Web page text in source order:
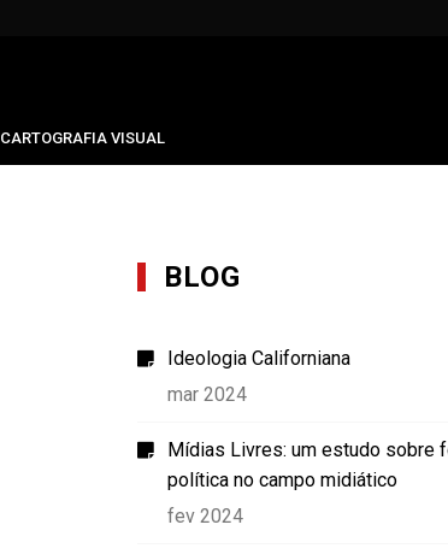
CARTOGRAFIA VISUAL
BLOG
Ideologia Californiana
mar 2024
Mídias Livres: um estudo sobre
política no campo midiático
fev 2024